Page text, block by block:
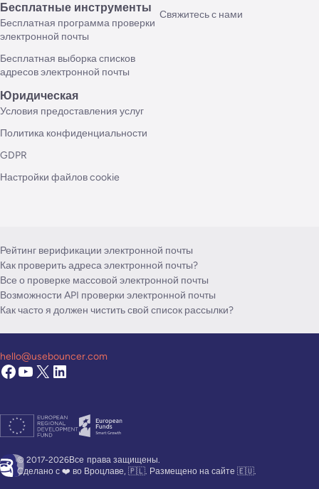
Бесплатные инструменты
Бесплатная программа проверки
электронной почты
Бесплатная выборка списков
адресов электронной почты
Свяжитесь с нами
Юридическая
Условия предоставления услуг
Политика конфиденциальности
GDPR
Настройки файлов cookie
Рейтинг верификации электронной почты
Как проверить адреса электронной почты?
Все о проверке массовой электронной почты
Возможности API проверки электронной почты
Как часто я должен чистить свой список рассылки?
© 2017-2026Все права защищены.
Сделано с ❤️ во Вроцлаве, 🇵🇱. Размещено на сайте 🇪🇺.
hello@usebouncer.com